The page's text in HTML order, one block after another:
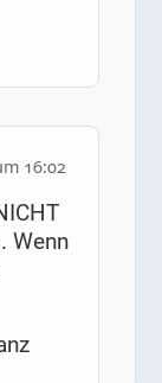
16:02
Wenn